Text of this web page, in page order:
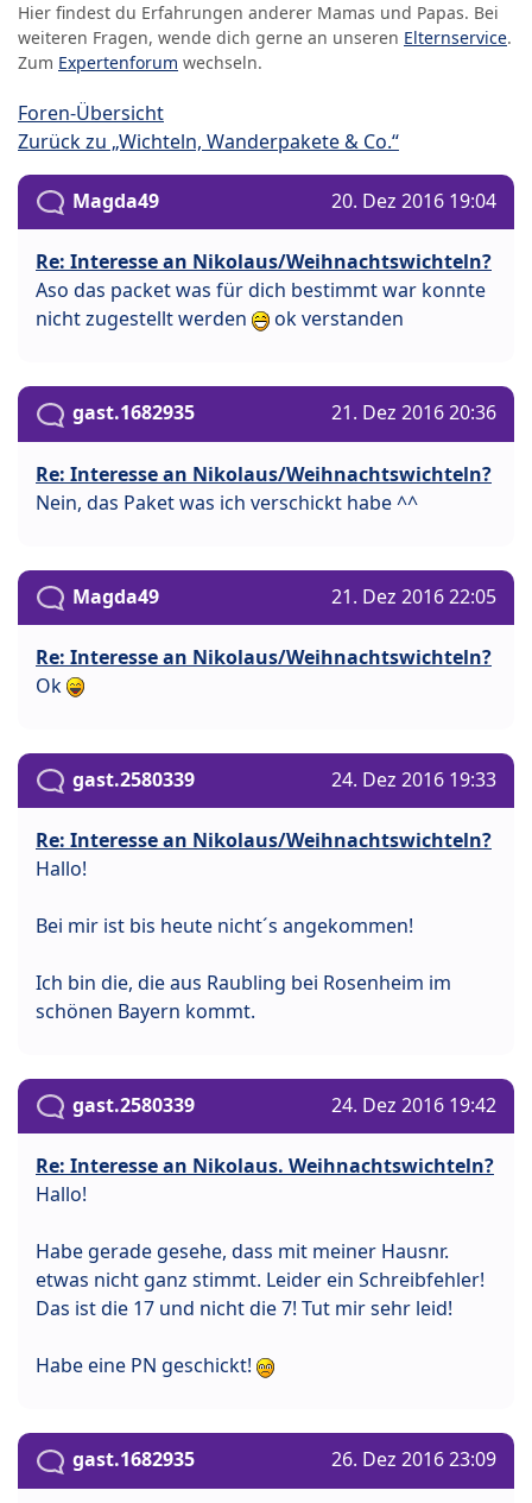
Hier findest du Erfahrungen anderer Mamas und Papas. Bei
weiteren Fragen, wende dich gerne an unseren Elternservice.
Zum Expertenforum wechseln.
Foren-Übersicht
Zurück zu „Wichteln, Wanderpakete & Co.“
Magda49 20. Dez 2016 19:04
Re: Interesse an Nikolaus/Weihnachtswichteln?
Aso das packet was für dich bestimmt war konnte
nicht zugestellt werden
ok verstanden
gast.1682935 21. Dez 2016 20:36
Re: Interesse an Nikolaus/Weihnachtswichteln?
Nein, das Paket was ich verschickt habe ^^
Magda49 21. Dez 2016 22:05
Re: Interesse an Nikolaus/Weihnachtswichteln?
Ok
gast.2580339 24. Dez 2016 19:33
Re: Interesse an Nikolaus/Weihnachtswichteln?
Hallo!
Bei mir ist bis heute nicht´s angekommen!
Ich bin die, die aus Raubling bei Rosenheim im
schönen Bayern kommt.
gast.2580339 24. Dez 2016 19:42
Re: Interesse an Nikolaus. Weihnachtswichteln?
Hallo!
Habe gerade gesehe, dass mit meiner Hausnr.
etwas nicht ganz stimmt. Leider ein Schreibfehler!
Das ist die 17 und nicht die 7! Tut mir sehr leid!
Habe eine PN geschickt!
gast.1682935 26. Dez 2016 23:09